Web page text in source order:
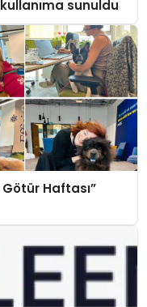
sunuldu
Haftası”